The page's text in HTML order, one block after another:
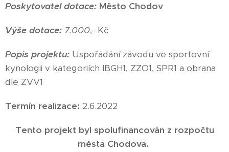
Poskytovatel dotace: Město Chodov
Výše dotace: 7.000,- Kč
Popis projektu: Uspořádání závodu ve sportovní
kynologii v kategoriích IBGH1, ZZO1, SPR1 a obrana
dle ZVV1
Termín realizace: 2.6.2022
Tento projekt byl spolufinancován z rozpočtu
města Chodova.